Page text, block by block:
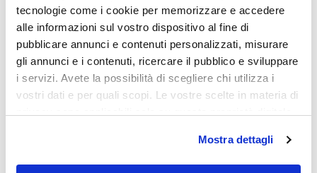
tecnologie come i cookie per memorizzare e accedere
alle informazioni sul vostro dispositivo al fine di
pubblicare annunci e contenuti personalizzati, misurare
gli annunci e i contenuti, ricercare il pubblico e sviluppare
i servizi. Avete la possibilità di scegliere chi utilizza i
vostri dati e per quali scopi. Le vostre scelte in materia di
modificare o revocare il proprio consenso in qualsiasi
momento dalla Dichiarazione sui cookie o facendo clic
Mostra dettagli
andrea91058
A zonzo per l’Umbria
Lo avevo promesso a me stesso, e visto che “ogni
promessa è debito”, mi sono preso un paio di giorni
di ferie, agganciati al fine...
Diari di viaggio